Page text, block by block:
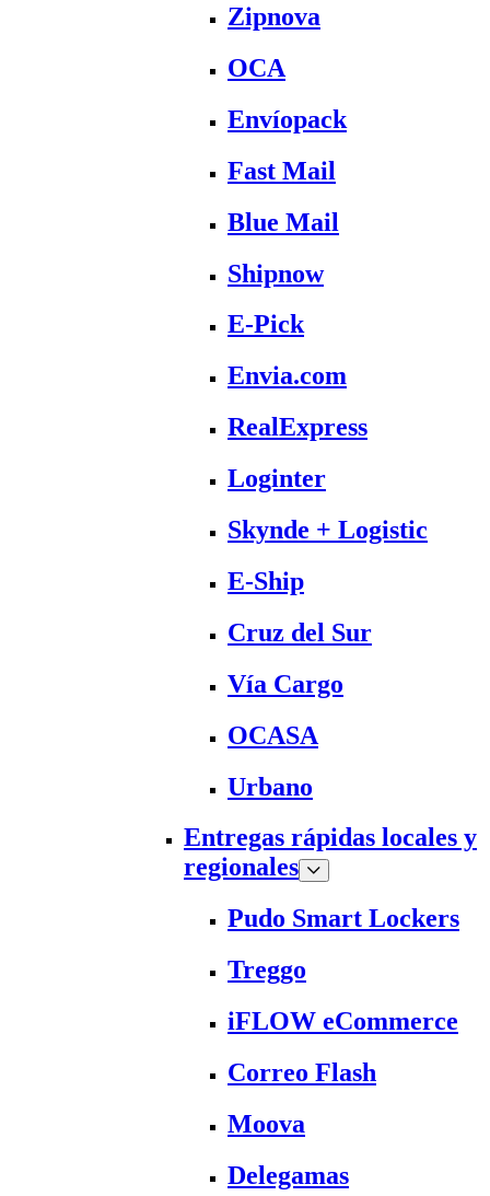
Zipnova
OCA
Envíopack
Fast Mail
Blue Mail
Shipnow
E-Pick
Envia.com
RealExpress
Loginter
Skynde + Logistic
E-Ship
Cruz del Sur
Vía Cargo
OCASA
Urbano
Entregas rápidas locales y
regionales
Pudo Smart Lockers
Treggo
iFLOW eCommerce
Correo Flash
Moova
Delegamas